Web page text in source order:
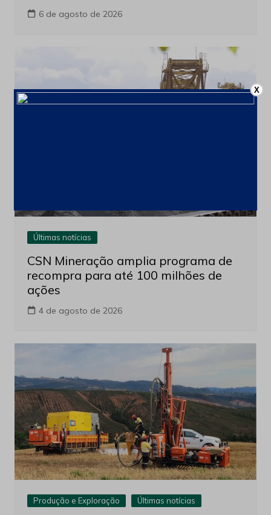
6 de agosto de 2026
Últimas notícias
CSN Mineração amplia programa de
recompra para até 100 milhões de
ações
4 de agosto de 2026
Produção e Exploração Últimas notícias
X